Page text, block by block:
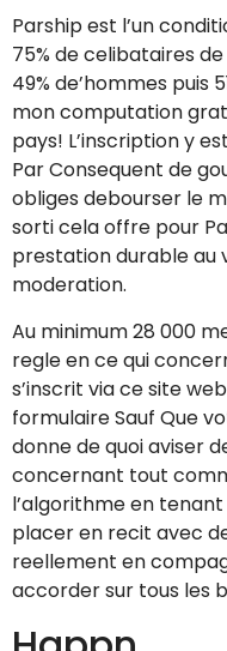
Parship est l’un
75% de celibataires
49% de’hommes puis
mon computation
pays! L’inscription y
Par Consequent de
obliges debourser le
sorti cela offre pour
prestation durable au
moderation.
Au minimum 28 000
regle en ce qui
s’inscrit via ce site
formulaire Sauf Que
donne de quoi aviser
concernant tout
l’algorithme en
placer en recit avec
reellement en
accorder sur tous les